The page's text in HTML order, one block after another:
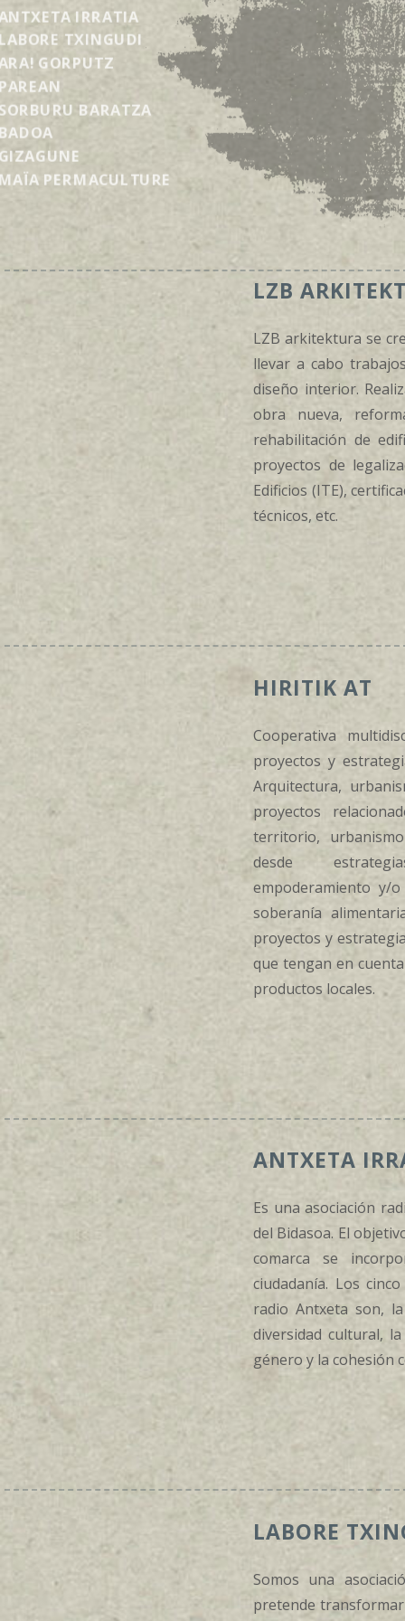
IRRATIA
TXINGUDI
GORPUTZ
BARATZA
PERMACULTURE
LZB
LZB arkitektura se
llevar a cabo
diseño interior.
obra nueva,
rehabilitación de
proyectos de
Edificios (ITE),
técnicos, etc.
HIRITIK AT
Cooperativa
proyectos y
Arquitectura,
proyectos
territorio,
desde
empoderamiento y/
soberanía
proyectos y
que tengan en
productos locales.
ANTXETA
Es una asociación
del Bidasoa. El
comarca se
ciudadanía. Los
radio Antxeta son,
diversidad cultural,
género y la cohesión
LABORE
Somos una
pretende